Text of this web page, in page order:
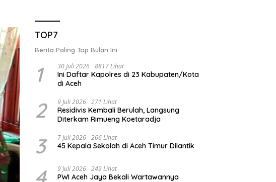
TOP7
Berita Paling Top Bulan Ini
1 30 Juli 2026 8817 Lihat
Ini Daftar Kapolres di 23 Kabupaten/Kota
di Aceh
2 9 Juli 2026 271 Lihat
Residivis Kembali Berulah, Langsung
Diterkam Rimueng Koetaradja
3 7 Juli 2026 266 Lihat
45 Kepala Sekolah di Aceh Timur Dilantik
4 9 Juli 2026 249 Lihat
PWI Aceh Jaya Bekali Wartawannya